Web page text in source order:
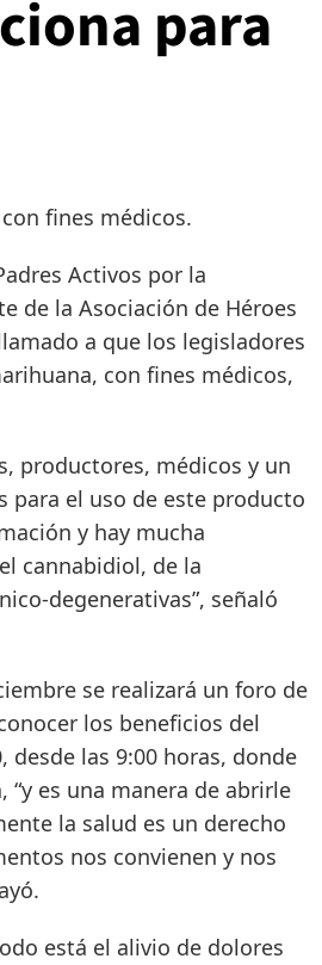
para
fines médicos.
Activos por la
de la Asociación de Héroes
a que los legisladores
con fines médicos,
médicos y un
para el uso de este producto
y hay mucha
cannabidiol, de la
degenerativas”, señaló
se realizará un foro de
los beneficios del
las 9:00 horas, donde
es una manera de abrirle
la salud es un derecho
nos convienen y nos
está el alivio de dolores